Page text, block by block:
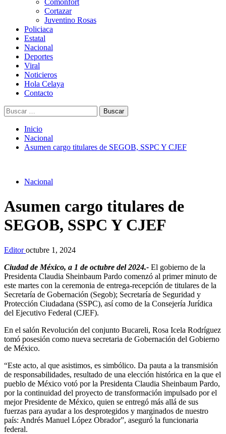
Cortazar
Juventino Rosas
Policiaca
Estatal
Nacional
Deportes
Viral
Noticieros
Hola Celaya
Contacto
Buscar:
Inicio
Nacional
Asumen cargo titulares de SEGOB, SSPC Y CJEF
Nacional
Asumen cargo titulares de
SEGOB, SSPC Y CJEF
Editoroctubre 1, 2024
Ciudad de México, a 1 de octubre del 2024.- El gobierno de la
Presidenta Claudia Sheinbaum Pardo comenzó al primer minuto de
este martes con la ceremonia de entrega-recepción de titulares de la
Secretaría de Gobernación (Segob); Secretaría de Seguridad y
Protección Ciudadana (SSPC), así como de la Consejería Jurídica
del Ejecutivo Federal (CJEF).
En el salón Revolución del conjunto Bucareli, Rosa Icela Rodríguez
tomó posesión como nueva secretaria de Gobernación del Gobierno
de México.
“Este acto, al que asistimos, es simbólico. Da pauta a la transmisión
de responsabilidades, resultado de una elección histórica en la que el
pueblo de México votó por la Presidenta Claudia Sheinbaum Pardo,
por la continuidad del proyecto de transformación impulsado por el
mejor Presidente de México, quien se entregó más allá de sus
fuerzas para ayudar a los desprotegidos y marginados de nuestro
país: Andrés Manuel López Obrador”, aseguró la funcionaria
federal.